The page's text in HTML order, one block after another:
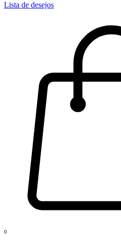
Lista de desejos
0